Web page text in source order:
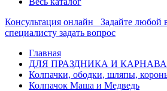
Консультация онлайн
Задайте любой
специалисту задать вопрос
Главная
ДЛЯ ПРАЗДНИКА И
Колпачки, ободки, шляпы,
Колпачок Маша и Медведь